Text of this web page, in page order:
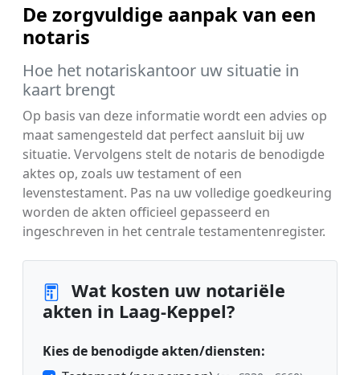
De zorgvuldige aanpak van een
notaris
Hoe het notariskantoor uw situatie in
kaart brengt
Op basis van deze informatie wordt een advies op
maat samengesteld dat perfect aansluit bij uw
situatie. Vervolgens stelt de notaris de benodigde
aktes op, zoals uw testament of een
levenstestament. Pas na uw volledige goedkeuring
worden de akten officieel gepasseerd en
ingeschreven in het centrale testamentenregister.
Wat kosten uw notariële
akten in Laag-Keppel?
Kies de benodigde akten/diensten: